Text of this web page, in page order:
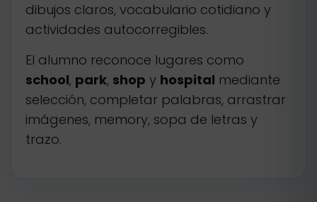
dibujos claros, vocabulario cotidiano y
actividades autocorregibles.
El alumno reconoce lugares como
school, park, shop y hospital mediante
selección, completar palabras, arrastrar
imágenes, memory, sopa de letras y
trazo.